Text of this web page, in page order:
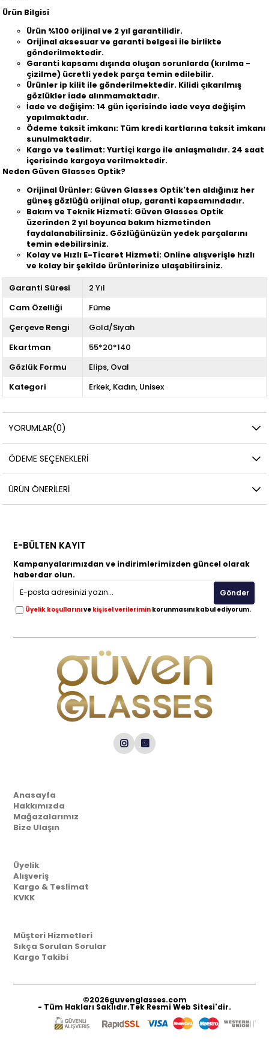
Ürün Bilgisi
Ürün %100 orijinal ve 2 yıl garantilidir.
Orijinal aksesuar ve garanti belgesi ile birlikte
gönderilmektedir.
Garanti kapsamı dışında oluşan sorunlarda (kırılma -
çizilme) ücretli yedek parça temin edilebilir.
Ürünler ip kilit ile gönderilmektedir. Kilidi çıkarılmış
gözlükler iade alınmamaktadır.
İade ve değişim: 14 gün içerisinde iade veya değişim
yapılmaktadır.
Ödeme taksit imkanı: Tüm kredi kartlarına taksit imkanı
sunulmaktadır.
Kargo ve teslimat: Yurtiçi kargo ile anlaşmalıdır. 24 saat
içerisinde kargoya verilmektedir.
Neden Güven Glasses Optik?
Orijinal Ürünler: Güven Glasses Optik'ten aldığınız her
güneş gözlüğü orijinal olup, garanti kapsamındadır.
Bakım ve Teknik Hizmeti: Güven Glasses Optik
üzerinden 2 yıl boyunca bakım hizmetinden
faydalanabilirsiniz. Gözlüğünüzün yedek parçalarını
temin edebilirsiniz.
Kolay ve Hızlı E-Ticaret Hizmeti: Online alışverişle hızlı
ve kolay bir şekilde ürünlerinize ulaşabilirsiniz.
Garanti Süresi
2 Yıl
Cam Özelliği
Füme
Çerçeve Rengi
Gold/Siyah
Ekartman
55*20*140
Gözlük Formu
Elips Oval
Kategori
Erkek Kadın Unisex
YORUMLAR(0)
ÖDEME SEÇENEKLERI
ÜRÜN ÖNERILERI
E-BÜLTEN KAYIT
Kampanyalarımızdan ve indirimlerimizden güncel olarak
haberdar olun.
Gönder
Üyelik koşullarınıve kişisel verilerimin korunmasını kabul ediyorum.
Anasayfa
Hakkımızda
Mağazalarımız
Bize Ulaşın
Üyelik
Alışveriş
Kargo & Teslimat
KVKK
Müşteri Hizmetleri
Sıkça Sorulan Sorular
Kargo Takibi
©2026guvenglasses.com
- Tüm Hakları Saklıdır.Tek Resmi Web Sitesi'dir.